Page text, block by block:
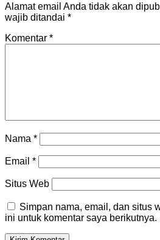
Alamat email Anda tidak akan
wajib ditandai *
Komentar *
Nama *
Email *
Situs Web
Simpan nama, email, dan situs
ini untuk komentar saya berikutnya.